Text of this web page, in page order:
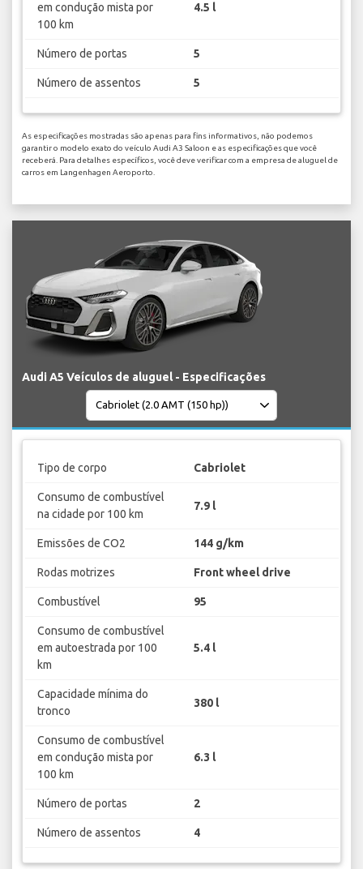
em condução mista por
100 km
4.5 l
Número de portas 5
Número de assentos 5
As especificações mostradas são apenas para fins informativos, não podemos
garantir o modelo exato do veículo Audi A3 Saloon e as especificações que você
receberá. Para detalhes específicos, você deve verificar com a empresa de aluguel de
carros em Langenhagen Aeroporto.
Audi A5 Veículos de aluguel - Especificações
Tipo de corpo Cabriolet
Consumo de combustível
na cidade por 100 km
7.9 l
Emissões de CO2 144 g/km
Rodas motrizes Front wheel drive
Combustível 95
Consumo de combustível
em autoestrada por 100
km
5.4 l
Capacidade mínima do
tronco
380 l
Consumo de combustível
em condução mista por
100 km
6.3 l
Número de portas 2
Número de assentos 4